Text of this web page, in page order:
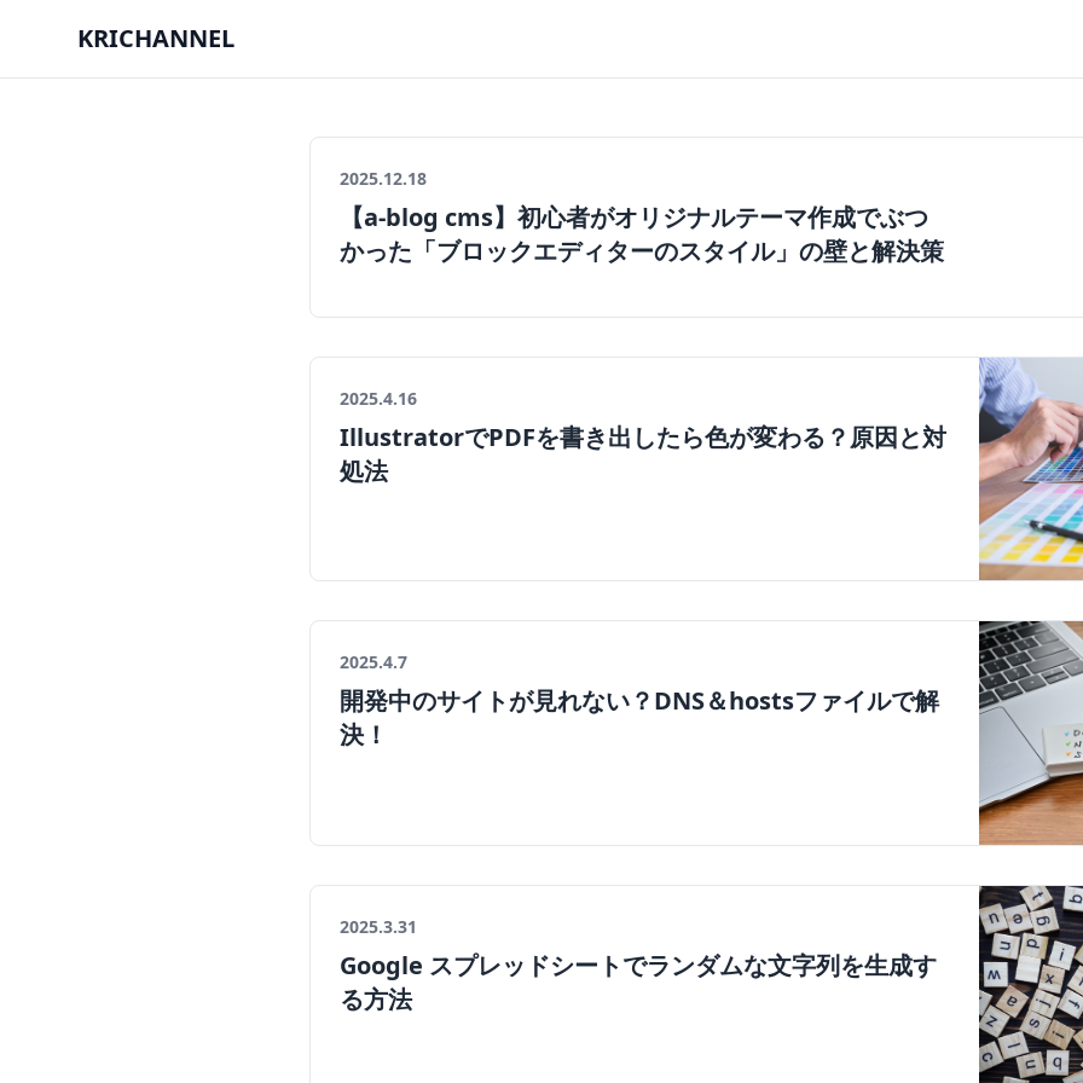
KRICHANNEL
2025.12.18
【a-blog cms】初心者がオリジナルテーマ作成でぶつ
かった「ブロックエディターのスタイル」の壁と解決策
2025.4.16
IllustratorでPDFを書き出したら色が変わる？原因と対
処法
2025.4.7
開発中のサイトが見れない？DNS＆hostsファイルで解
決！
2025.3.31
Google スプレッドシートでランダムな文字列を生成す
る方法